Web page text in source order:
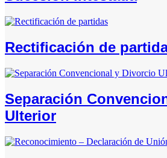
Rectificación de
Separación
Ulterior